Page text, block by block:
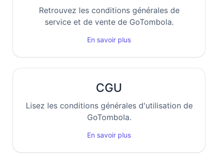
Retrouvez les conditions générales de
service et de vente de GoTombola.
En savoir plus
CGU
Lisez les conditions générales d'utilisation de
GoTombola.
En savoir plus